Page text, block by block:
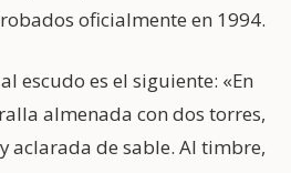
oficialmente en 1994.
escudo es el siguiente: «En
almenada con dos torres,
aclarada de sable. Al timbre,